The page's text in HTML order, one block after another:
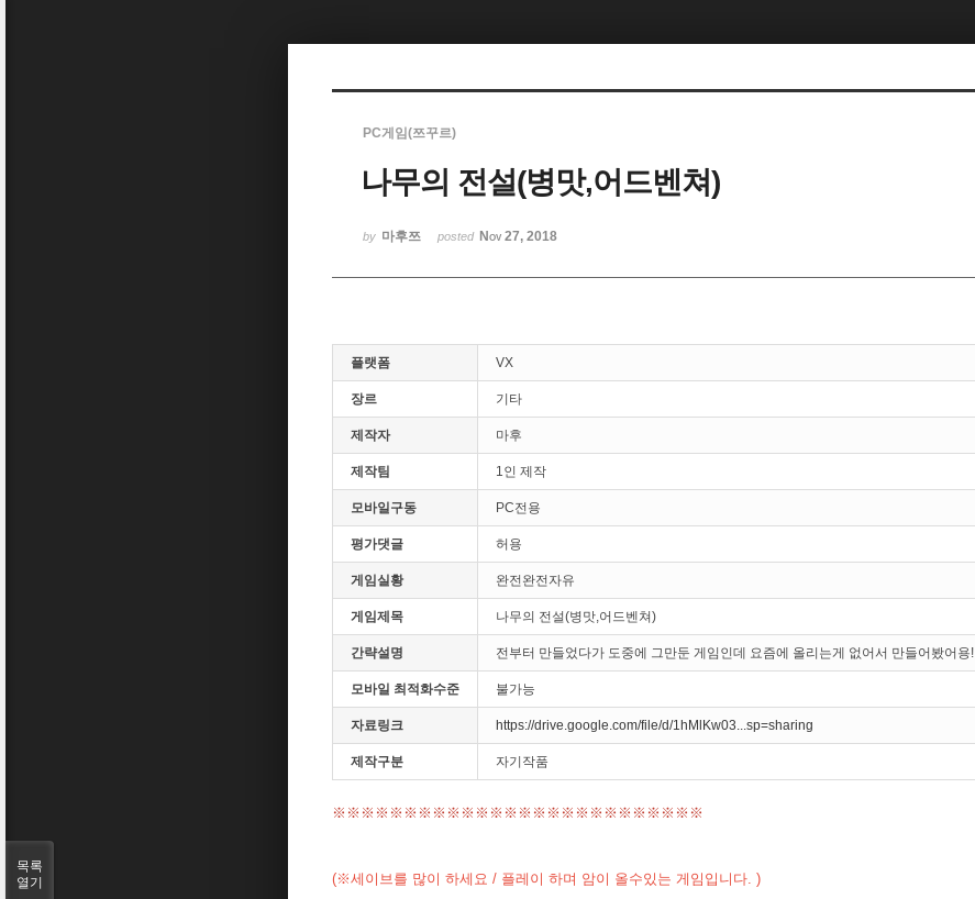
PC게임(쯔꾸르)
나무의 전설(병맛,어드벤쳐)
by 마후쯔 posted Nov 27, 2018
플랫폼 VX
장르 기타
제작자 마후
제작팀 1인 제작
모바일구동 PC전용
평가댓글 허용
게임실황 완전완전자유
게임제목 나무의 전설(병맛,어드벤쳐)
간략설명 전부터 만들었다가 도중에 그만둔 게임인데 요즘에 올리는게 없어서 만들어봤어용!
모바일 최적화수준 불가능
자료링크 https://drive.google.com/file/d/1hMlKw03...sp=sharing
제작구분 자기작품
※※※※※※※※※※※※※※※※※※※※※※※※※※
(※세이브를 많이 하세요 / 플레이 하며 암이 올수있는 게임입니다. )
목록
열기
Sketchbook5, 스케치북5
Sketchbook5, 스케치북5